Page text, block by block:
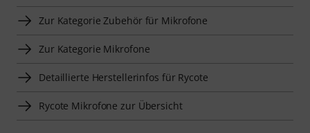
Zur Kategorie Zubehör für Mikrofone
Zur Kategorie Mikrofone
Detaillierte Herstellerinfos für Rycote
Rycote Mikrofone zur Übersicht